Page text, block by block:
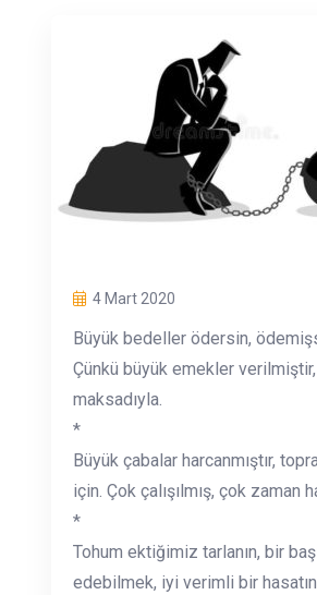
4 Mart 2020
Büyük bedeller ödersin,
Çünkü büyük emekler verilmiştir,
maksadıyla.
*
Büyük çabalar harcanmıştır,
için. Çok çalışılmış, çok zaman
*
Tohum ektiğimiz tarlanın, bir
edebilmek, iyi verimli bir